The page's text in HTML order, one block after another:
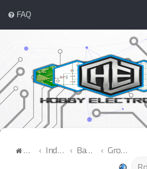
FAQ
Acasă Index Bazar Group Buy